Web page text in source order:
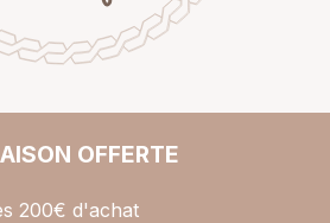
OFFERTE
200€ d'achat